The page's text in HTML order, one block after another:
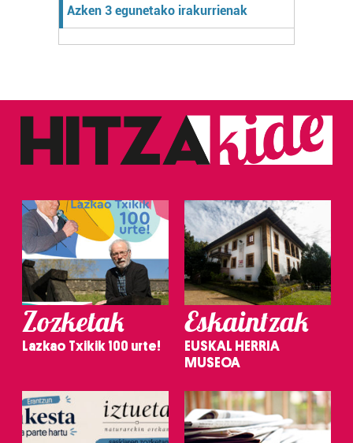
Azken 3 egunetako irakurrienak
Zozketak
Lazkao Txikik 100 urte!
Eskaintzak
EUSKAL HERRIA
MUSEOA